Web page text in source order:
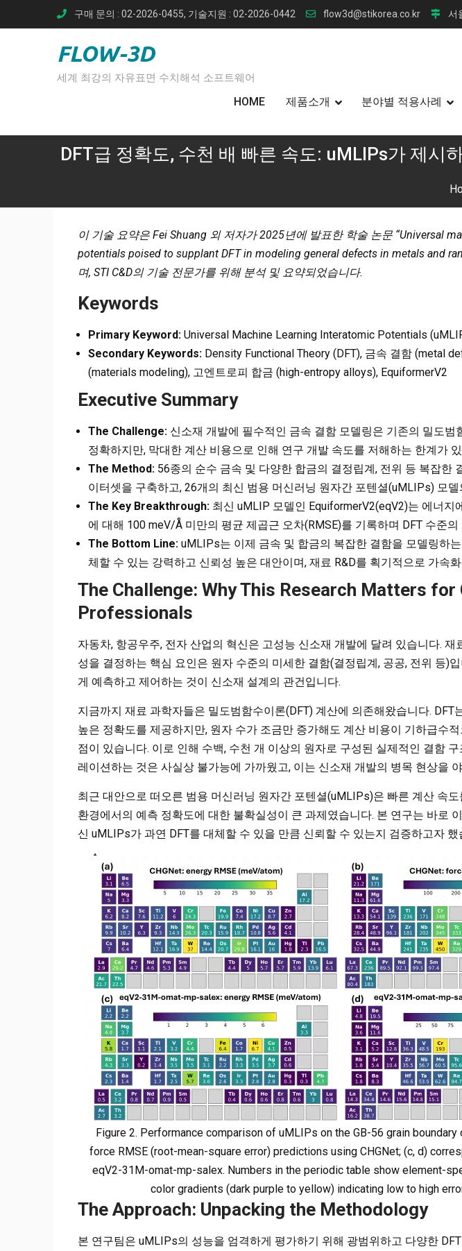
to
구매 문의 : 02-2026-0455, 기술지원 : 02-2026-0442 flow3d@stikorea.co.kr 서
FLOW-3D
세계 최강의 자유표면 수치해석 소프트웨어
HOME 제품소개 분야별 적용사례
DFT급 정확도, 수천 배 빠른 속도: uMLIPs가 제시
이 기술 요약은 Fei Shuang 외 저자가 2025년에 발표한 학술 논문 “Universal
potentials poised to supplant DFT in modeling general defects in metals and
며, STI C&D의 기술 전문가를 위해 분석 및 요약되었습니다.
Keywords
Primary Keyword: Universal Machine Learning Interatomic Potentials
Secondary Keywords: Density Functional Theory (DFT), 금속 결함 (metal
(materials modeling), 고엔트로피 합금 (high-entropy alloys), EquiformerV2
Executive Summary
The Challenge: 신소재 개발에 필수적인 금속 결함 모델링은 기존의 밀도범
정확하지만, 막대한 계산 비용으로 인해 연구 개발 속도를 저해하는 한계가
The Method: 56종의 순수 금속 및 다양한 합금의 결정립계, 전위 등 복잡한
이터셋을 구축하고, 26개의 최신 범용 머신러닝 원자간 포텐셜(uMLIPs) 모
The Key Breakthrough: 최신 uMLIP 모델인 EquiformerV2(eqV2)는 에너지
에 대해 100 meV/Å 미만의 평균 제곱근 오차(RMSE)를 기록하며 DFT 수준
The Bottom Line: uMLIPs는 이제 금속 및 합금의 복잡한 결함을 모델링하
체할 수 있는 강력하고 신뢰성 높은 대안이며, 재료 R&D를 획기적으로 가속
The Challenge: Why This Research Matters for
Professionals
자동차, 항공우주, 전자 산업의 혁신은 고성능 신소재 개발에 달려 있습니다. 재
성을 결정하는 핵심 요인은 원자 수준의 미세한 결함(결정립계, 공공, 전위 등)
게 예측하고 제어하는 것이 신소재 설계의 관건입니다.
지금까지 재료 과학자들은 밀도범함수이론(DFT) 계산에 의존해왔습니다. DFT
높은 정확도를 제공하지만, 원자 수가 조금만 증가해도 계산 비용이 기하급수
점이 있습니다. 이로 인해 수백, 수천 개 이상의 원자로 구성된 실제적인 결함
레이션하는 것은 사실상 불가능에 가까웠고, 이는 신소재 개발의 병목 현상을
최근 대안으로 떠오른 범용 머신러닝 원자간 포텐셜(uMLIPs)은 빠른 계산 속
환경에서의 예측 정확도에 대한 불확실성이 큰 과제였습니다. 본 연구는 바로
신 uMLIPs가 과연 DFT를 대체할 수 있을 만큼 신뢰할 수 있는지 검증하고자 했
Figure 2. Performance comparison of uMLIPs on the GB-56 grain boundary
force RMSE (root-mean-square error) predictions using CHGNet; (c, d)
eqV2-31M-omat-mp-salex. Numbers in the periodic table show element-
color gradients (dark purple to yellow) indicating low to high
The Approach: Unpacking the Methodology
본 연구팀은 uMLIPs의 성능을 엄격하게 평가하기 위해 광범위하고 다양한